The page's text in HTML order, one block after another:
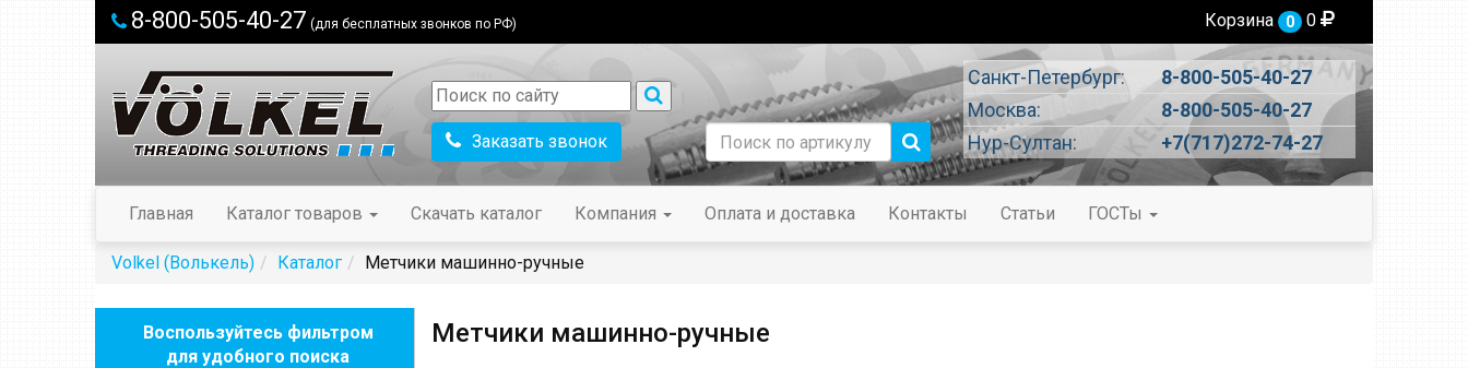
8-800-505-40-27 (для бесплатных звонков по РФ) Корзина 0 0
Заказать звонок
Санкт-Петербург:
8-800-505-40-27
Москва:
8-800-505-40-27
Нур-Султан:
+7(717)272-74-27
Главная Каталог товаров Скачать каталог Компания Оплата и доставка Контакты Статьи ГОСТы
Volkel (Волькель) Каталог Метчики машинно-ручные
Воспользуйтесь фильтром
для удобного поиска
Метчики машинно-ручные